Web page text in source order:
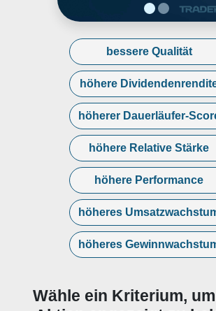
water treatment. The
Service, and leasing
centers globally, which
installation, service,
maintenance, and
bessere Qualität
höhere
höherer Dauerläufer-
höhere Relative Stärke
höhere Performance
höheres
höheres
Wähle ein Kriterium,